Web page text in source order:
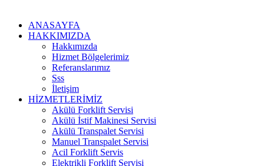
ANASAYFA
HAKKIMIZDA
Hakkımızda
Hizmet Bölgelerimiz
Referanslarımız
Sss
İletişim
HİZMETLERİMİZ
Akülü Forklift Servisi
Akülü İstif Makinesi Servisi
Akülü Transpalet Servisi
Manuel Transpalet Servisi
Acil Forklift Servis
Elektrikli Forklift Servisi